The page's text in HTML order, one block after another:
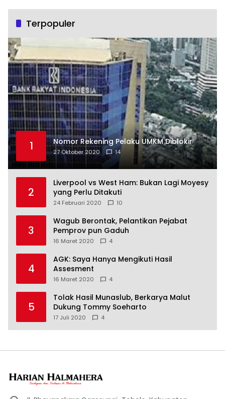
Terpopuler
1 Nomor Rekening Pelaku UMKM Diblokir
27 Oktober 2020 14
2
Liverpool vs West Ham: Bukan Lagi Moyesy
yang Perlu Ditakuti
24 Februari 2020 10
3
Wagub Berontak, Pelantikan Pejabat
Pemprov pun Gaduh
16 Maret 2020 4
4
AGK: Saya Hanya Mengikuti Hasil
Assesment
16 Maret 2020 4
5
Tolak Hasil Munaslub, Berkarya Malut
Dukung Tommy Soeharto
17 Juli 2020 4